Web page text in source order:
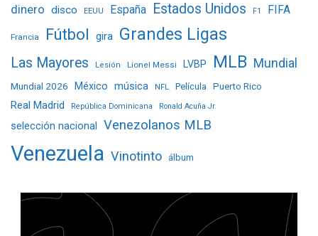
dinero disco EEUU España Estados Unidos F1 FIFA
Francia Fútbol gira Grandes Ligas
Las Mayores Lesión Lionel Messi LVBP MLB Mundial
Mundial 2026 México música NFL Película Puerto Rico
Real Madrid República Dominicana Ronald Acuña Jr.
selección nacional Venezolanos MLB
Venezuela Vinotinto álbum